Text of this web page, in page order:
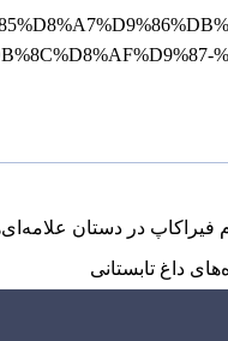
فیراکاپ در دستان
داغ تابستانی